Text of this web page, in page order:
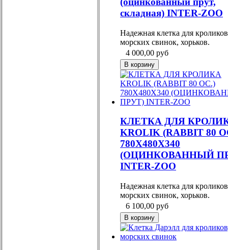
складная) INTER-ZOO
Надежная клетка для
морских свинок, хорьков.
4 000,00 руб
КЛЕТКА ДЛЯ
KROLIK (RABBIT 80
780Х480Х340
(ОЦИНКОВАННЫЙ
INTER-ZOO
Надежная клетка для
морских свинок, хорьков.
6 100,00 руб